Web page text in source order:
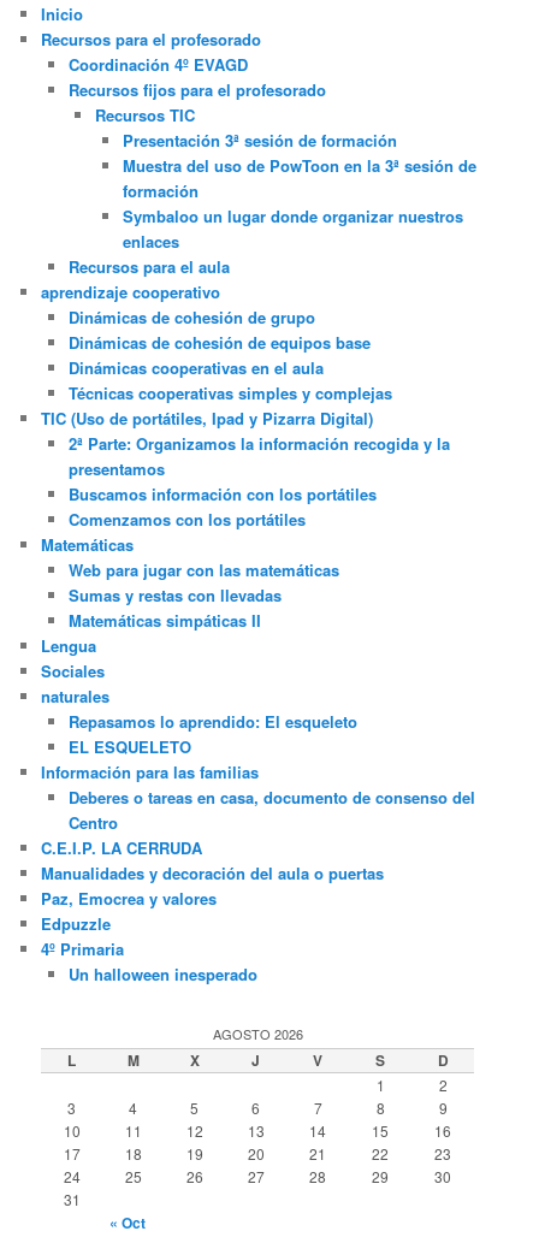
Inicio
Recursos para el profesorado
Coordinación 4º EVAGD
Recursos fijos para el profesorado
Recursos TIC
Presentación 3ª sesión de formación
Muestra del uso de PowToon en la 3ª sesión de
formación
Symbaloo un lugar donde organizar nuestros
enlaces
Recursos para el aula
aprendizaje cooperativo
Dinámicas de cohesión de grupo
Dinámicas de cohesión de equipos base
Dinámicas cooperativas en el aula
Técnicas cooperativas simples y complejas
TIC (Uso de portátiles, Ipad y Pizarra Digital)
2ª Parte: Organizamos la información recogida y la
presentamos
Buscamos información con los portátiles
Comenzamos con los portátiles
Matemáticas
Web para jugar con las matemáticas
Sumas y restas con llevadas
Matemáticas simpáticas II
Lengua
Sociales
naturales
Repasamos lo aprendido: El esqueleto
EL ESQUELETO
Información para las familias
Deberes o tareas en casa, documento de consenso del
Centro
C.E.I.P. LA CERRUDA
Manualidades y decoración del aula o puertas
Paz, Emocrea y valores
Edpuzzle
4º Primaria
Un halloween inesperado
AGOSTO 2026
L M X J V S D
1
2
3
4 5 6 7 8
9
10
11 12 13 14 15
16
17
18 19 20 21 22
23
24
25 26 27 28 29
30
31
« Oct